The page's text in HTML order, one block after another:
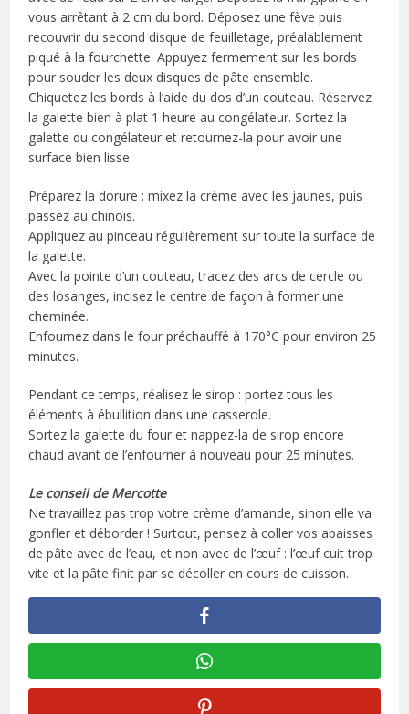
vous arrêtant à 2 cm du bord. Déposez une fève puis
recouvrir du second disque de feuilletage, préalablement
piqué à la fourchette. Appuyez fermement sur les bords
pour souder les deux disques de pâte ensemble.
Chiquetez les bords à l’aide du dos d’un couteau. Réservez
la galette bien à plat 1 heure au congélateur. Sortez la
galette du congélateur et retournez-la pour avoir une
surface bien lisse.
Préparez la dorure : mixez la crème avec les jaunes, puis
passez au chinois.
Appliquez au pinceau régulièrement sur toute la surface de
la galette.
Avec la pointe d’un couteau, tracez des arcs de cercle ou
des losanges, incisez le centre de façon à former une
cheminée.
Enfournez dans le four préchauffé à 170°C pour environ 25
minutes.
Pendant ce temps, réalisez le sirop : portez tous les
éléments à ébullition dans une casserole.
Sortez la galette du four et nappez-la de sirop encore
chaud avant de l’enfourner à nouveau pour 25 minutes.
Le conseil de Mercotte
Ne travaillez pas trop votre crème d’amande, sinon elle va
gonfler et déborder ! Surtout, pensez à coller vos abaisses
de pâte avec de l’eau, et non avec de l’œuf : l’œuf cuit trop
vite et la pâte finit par se décoller en cours de cuisson.